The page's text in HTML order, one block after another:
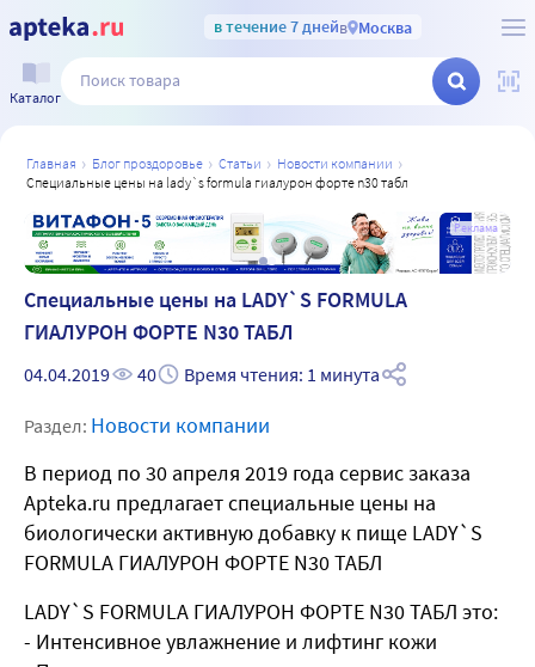
в течение 7 днейв Москва
Каталог
главная блог проздоровье статьи
новости компании
специальные цены на lady`s formula гиалурон форте n30 табл
Реклама
Специальные цены на LADY`S FORMULA
ГИАЛУРОН ФОРТЕ N30 ТАБЛ
04.04.2019 40 Время чтения: 1 минута
Раздел: Новости компании
В период по 30 апреля 2019 года сервис заказа
Apteka.ru предлагает специальные цены на
биологически активную добавку к пище LADY`S
FORMULA ГИАЛУРОН ФОРТЕ N30 ТАБЛ
LADY`S FORMULA ГИАЛУРОН ФОРТЕ N30 ТАБЛ это:
- Интенсивное увлажнение и лифтинг кожи